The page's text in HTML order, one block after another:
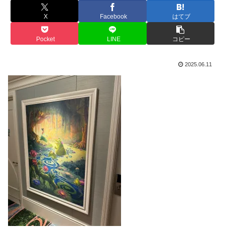
X Facebook はてブ
Pocket LINE コピー
2025.06.11